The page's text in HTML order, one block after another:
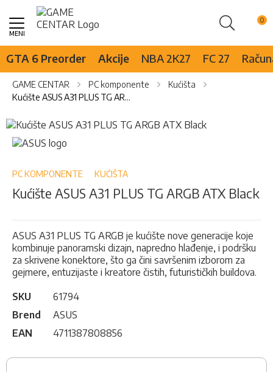
Pretraži
Skip
Content
GTA 6 Preorder Akcije NBA 2K27 FC 27
GAME CENTAR PC komponente
Kućišta
Kućište ASUS A31 PLUS TG ARGB ATX Black
Skip
to
the
of
images
Skip
to
beginning
the
gallery
PC KOMPONENTE KUĆIŠTA
Kućište ASUS A31 PLUS TG ARGB ATX Black
ASUS A31 PLUS TG ARGB je kućište nove generacije koje
kombinuje panoramski dizajn, napredno hlađenje, i podršku
za skrivene konektore, što ga čini savršenim izborom za
gejmere, entuzijaste i kreatore čistih, futurističkih buildova.
SKU
61794
Brend
ASUS
EAN
4711387808856